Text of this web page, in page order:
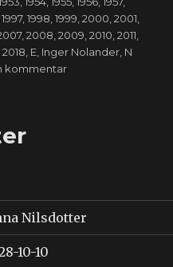
,1997,1998 ,1999 ,2000 ,2001
,2008 ,2009 ,2010 ,2011
2018 E Inger Nolander N
kommentartill
Nilsdotter
10-10